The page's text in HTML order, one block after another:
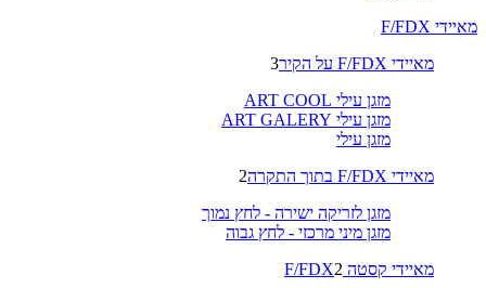
מאיידי F/FDX
מאיידי F/FDX על הקיר
3
מזגן עילי ART COOL
מזגן עילי ART GALERY
מזגן עילי
מאיידי F/FDX בתוך התקרה
2
מזגן לזריקה ישירה - לחץ נמוך
מזגן מיני מרכזי - לחץ גבוה
מאיידי קסטה F/FDX 2